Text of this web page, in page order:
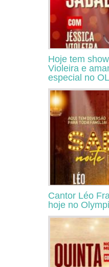
Hoje tem
Violeira e
especial no
Cantor Léo
hoje no